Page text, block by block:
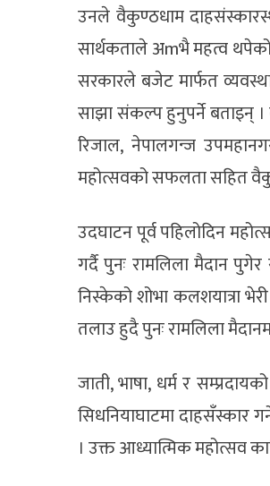
उनले वैकुण्ठधाम
सार्थकताले अmभै महत्व
सरकारले बजेट मार्फत
साझा संकल्प हुनुपर्ने बताइन् ।
रिजाल, नेपालगन्ज
महोत्सवको सफलता सहित
उदघाटन पूर्व पहिलोदिन
गर्दै पुनः रामलिला मैदान
निस्केको शोभा कलशयात्रा
तलाउ हुदै पुनः रामलिला
जाती, भाषा, धर्म र
सिधनियाघाटमा दाहसँस्कार
। उक्त आध्यात्मिक महोत्सव